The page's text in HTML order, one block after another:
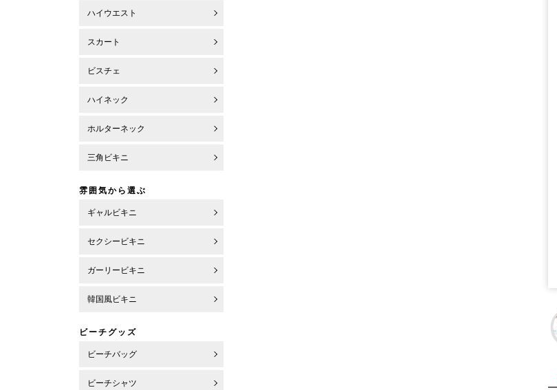
ハイウエスト
スカート
ビスチェ
ハイネック
ホルターネック
三角ビキニ
雰囲気から選ぶ
ギャルビキニ
セクシービキニ
ガーリービキニ
韓国風ビキニ
ビーチグッズ
ビーチバッグ
ビーチシャツ